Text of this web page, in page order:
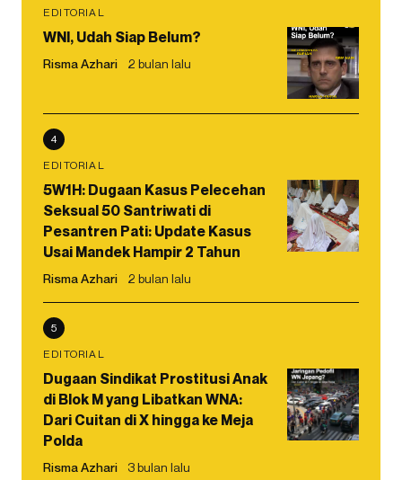
EDITORIAL
WNI, Udah Siap Belum?
Risma Azhari 2 bulan lalu
4
EDITORIAL
5W1H: Dugaan Kasus Pelecehan
Seksual 50 Santriwati di
Pesantren Pati: Update Kasus
Usai Mandek Hampir 2 Tahun
Risma Azhari 2 bulan lalu
5
EDITORIAL
Dugaan Sindikat Prostitusi Anak
di Blok M yang Libatkan WNA:
Dari Cuitan di X hingga ke Meja
Polda
Risma Azhari 3 bulan lalu